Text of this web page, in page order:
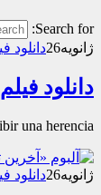
Search for:
ژانویه26دانلود
دانلود فیلم Descargar Los Pingüinos de Papa Gratis en Español Latino
una herencia…
ژانویه26دانلود